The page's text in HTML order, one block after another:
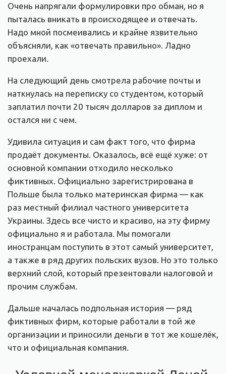
Очень напрягали формулировки про обман, но я
пыталась вникать в происходящее и отвечать.
Надо мной посмеивались и крайне язвительно
объясняли, как «отвечать правильно». Ладно
проехали.
На следующий день смотрела рабочие почты и
наткнулась на переписку со студентом, который
заплатил почти 20 тысяч долларов за диплом и
остался ни с чем.
Удивила ситуация и сам факт того, что фирма
продаёт документы. Оказалось, всё ещё хуже: от
основной компании отходило несколько
фиктивных. Официально зарегистрирована в
Польше была только материнская фирма — как
раз местный филиал частного университета
Украины. Здесь все чисто и красиво, на эту фирму
официально я и работала. Мы помогали
иностранцам поступить в этот самый университет,
а также в ряд других польских вузов. Но это только
верхний слой, который презентовали налоговой и
прочим службам.
Дальше началась подпольная история — ряд
фиктивных фирм, которые работали в той же
организации и приносили деньги в тот же кошелёк,
что и официальная компания.